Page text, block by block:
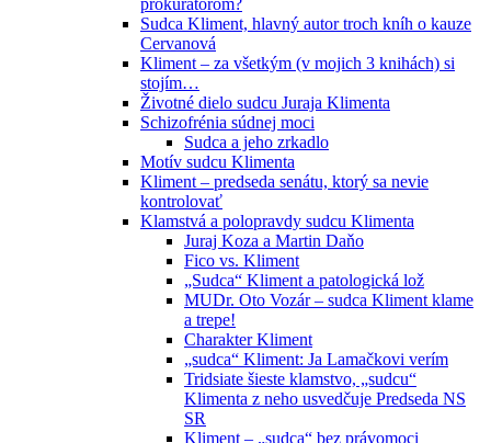
Sudca Kliment, hlavný autor troch kníh o kauze
Cervanová
Kliment – za všetkým (v mojich 3 knihách) si
stojím…
Životné dielo sudcu Juraja Klimenta
Schizofrénia súdnej moci
Sudca a jeho zrkadlo
Motív sudcu Klimenta
Kliment – predseda senátu, ktorý sa nevie
kontrolovať
Klamstvá a polopravdy sudcu Klimenta
Juraj Koza a Martin Daňo
Fico vs. Kliment
„Sudca“ Kliment a patologická lož
MUDr. Oto Vozár – sudca Kliment klame
a trepe!
Charakter Kliment
„sudca“ Kliment: Ja Lamačkovi verím
Tridsiate šieste klamstvo, „sudcu“
Klimenta z neho usvedčuje Predseda NS
SR
Kliment – „sudca“ bez právomoci